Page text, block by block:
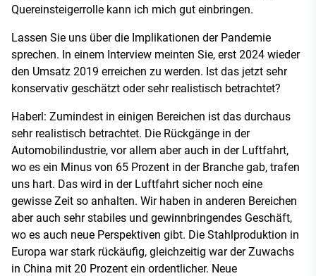
Quereinsteigerrolle kann ich mich gut einbringen.
Lassen Sie uns über die Implikationen der Pandemie
sprechen. In einem Interview meinten Sie, erst 2024 wieder
den Umsatz 2019 erreichen zu werden. Ist das jetzt sehr
konservativ geschätzt oder sehr realistisch betrachtet?
Haberl: Zumindest in einigen Bereichen ist das durchaus
sehr realistisch betrachtet. Die Rückgänge in der
Automobilindustrie, vor allem aber auch in der Luftfahrt,
wo es ein Minus von 65 Prozent in der Branche gab, trafen
uns hart. Das wird in der Luftfahrt sicher noch eine
gewisse Zeit so anhalten. Wir haben in anderen Bereichen
aber auch sehr stabiles und gewinnbringendes Geschäft,
wo es auch neue Perspektiven gibt. Die Stahlproduktion in
Europa war stark rückäufig, gleichzeitig war der Zuwachs
in China mit 20 Prozent ein ordentlicher. Neue